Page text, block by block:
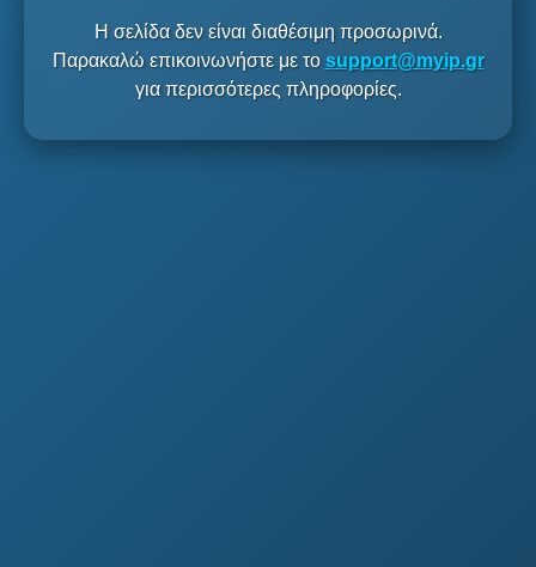
Η σελίδα δεν είναι διαθέσιμη προσωρινά.
Παρακαλώ επικοινωνήστε με το support@myip.gr
για περισσότερες πληροφορίες.